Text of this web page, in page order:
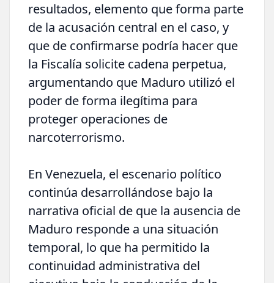
resultados, elemento que forma parte
de la acusación central en el caso, y
que de confirmarse podría hacer que
la Fiscalía solicite cadena perpetua,
argumentando que Maduro utilizó el
poder de forma ilegítima para
proteger operaciones de
narcoterrorismo.
En Venezuela, el escenario político
continúa desarrollándose bajo la
narrativa oficial de que la ausencia de
Maduro responde a una situación
temporal, lo que ha permitido la
continuidad administrativa del